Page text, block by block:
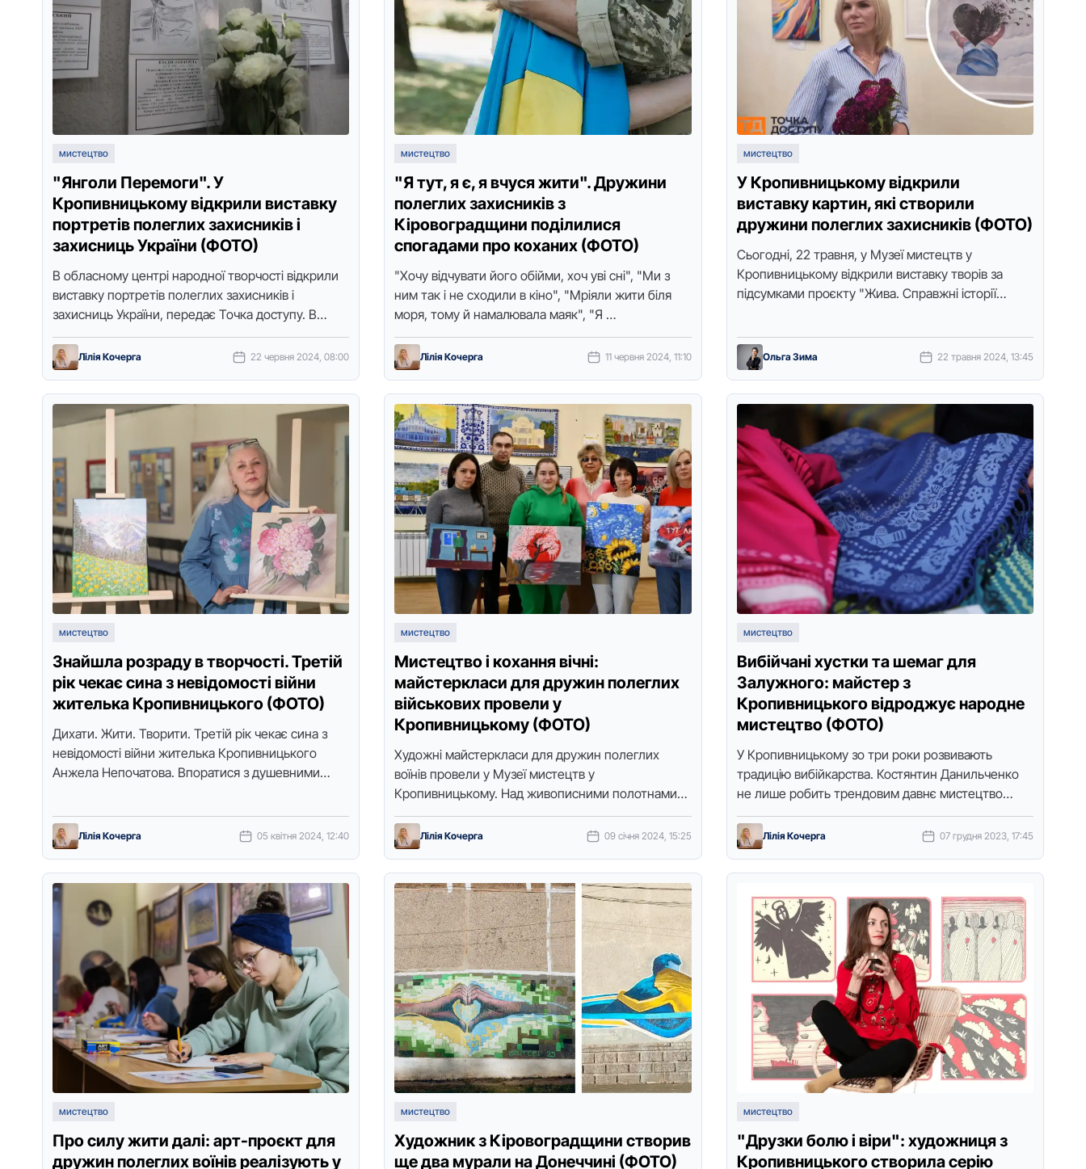
мистецтво
"Янголи Перемоги". У
Кропивницькому вiдкрили виставку
портретів полеглих захисникiв i
захисниць України (ФОТО)
В обласному центрi народної творчостi вiдкрили
виставку портретiв полеглих захисникiв i
захисниць України, передає Точка доступу. В
експозицiї – 72 портрети, написані гелевою
ручкою. Тут …
Лілія Кочерга 22 червня 2024, 08:00
мистецтво
"Я тут, я є, я вчуся жити". Дружини
полеглих захисників з
Кіровоградщини поділилися
спогадами про коханих (ФОТО)
"Хочу відчувати його обійми, хоч уві сні", "Ми з
ним так і не сходили в кіно", "Мріяли жити біля
моря, тому й намалювала маяк", "Я …
Лілія Кочерга 11 червня 2024, 11:10
мистецтво
У Кропивницькому відкрили
виставку картин, які створили
дружини полеглих захисників (ФОТО)
Сьогодні, 22 травня, у Музеї мистецтв у
Кропивницькому відкрили виставку творів за
підсумками проєкту "Жива. Справжні історії
Ольга Зима 22 травня 2024, 13:45
мистецтво
Знайшла розраду в творчості. Третій
рік чекає сина з невідомості війни
жителька Кропивницького (ФОТО)
Дихати. Жити. Творити. Третій рік чекає сина з
невідомості війни жителька Кропивницького
Анжела Непочатова. Впоратися з душевними
Лілія Кочерга 05 квітня 2024, 12:40
мистецтво
Мистецтво і кохання вічні:
майстеркласи для дружин полеглих
військових провели у
Кропивницькому (ФОТО)
Художнi майстеркласи для дружин полеглих
воїнiв провели у Музеї мистецтв у
Кропивницькому. Над живописними полотнами
учасницi працювали в рамках всеукраїнського
проєкту "Жива. Справжнi iсторiї кохання". …
Лілія Кочерга 09 січня 2024, 15:25
мистецтво
Вибійчані хустки та шемаг для
Залужного: майстер з
Кропивницького відроджує народне
мистецтво (ФОТО)
У Кропивницькому зо три роки розвивають
традицію вибійкарства. Костянтин Данильченко
не лише робить трендовим давнє мистецтво
декорування, а й переносить орнаменти зі
старовинних речей на …
Лілія Кочерга 07 грудня 2023, 17:45
мистецтво
Про силу жити далі: арт-проєкт для
дружин полеглих воїнів реалізують у
мистецтво
Художник з Кіpовогpадщини ствоpив
ще два муpали на Донеччині (ФОТО)
мистецтво
"Друзки болю і віри": художниця з
Кропивницького створила серію